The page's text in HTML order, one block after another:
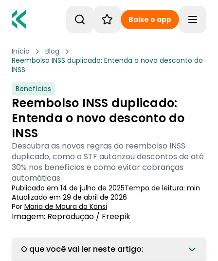
Baixe o app
Início
Blog
Reembolso INSS duplicado: Entenda o novo desconto do
INSS
Benefícios
Reembolso INSS duplicado:
Entenda o novo desconto do
INSS
Descubra as novas regras do reembolso INSS
duplicado, como o STF autorizou descontos de até
30% nos benefícios e como evitar cobranças
automáticas
Publicado em 14 de julho de 2025Tempo de leitura: min
Atualizado em 29 de abril de 2026
Por Maria de Moura da Konsi
Imagem: Reprodução / Freepik
O que você vai ler neste artigo: